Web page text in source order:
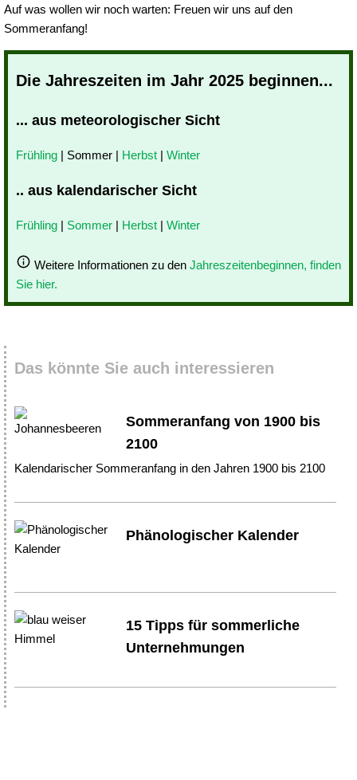
Auf was wollen wir noch warten: Freuen wir uns auf den
Sommeranfang!
Die Jahreszeiten im Jahr 2025 beginnen...
... aus meteorologischer Sicht
Frühling | Sommer | Herbst | Winter
.. aus kalendarischer Sicht
Frühling | Sommer | Herbst | Winter
Weitere Informationen zu den Jahreszeitenbeginnen, finden
Sie hier.
Das könnte Sie auch interessieren
Sommeranfang von 1900 bis
2100
Kalendarischer Sommeranfang in den Jahren 1900 bis 2100
Phänologischer Kalender
15 Tipps für sommerliche
Unternehmungen